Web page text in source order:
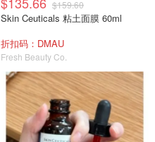
$159.60
Skin Ceuticals 粘土面膜 60ml
折扣码：DMAU
Fresh Beauty Co.